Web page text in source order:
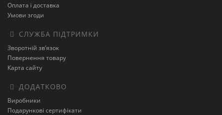
Оплата і доставка
Умови згоди
СЛУЖБА ПІДТРИМКИ
Зворотній зв’язок
Повернення товару
Карта сайту
ДОДАТКОВО
Виробники
Подарункові сертифікати